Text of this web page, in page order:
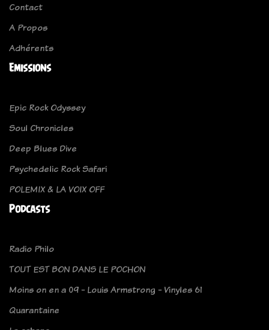
Contact
A Propos
Adhérents
Emissions
Epic Rock Odyssey
Soul Chronicles
Deep Blues Dive
Psychedelic Rock Safari
POLEMIX & LA VOIX OFF
Podcasts
Radio Philo
TOUT EST BON DANS LE POCHON
Moins on en a 09 - Louis Armstrong - Vinyles 61
Quarantaine